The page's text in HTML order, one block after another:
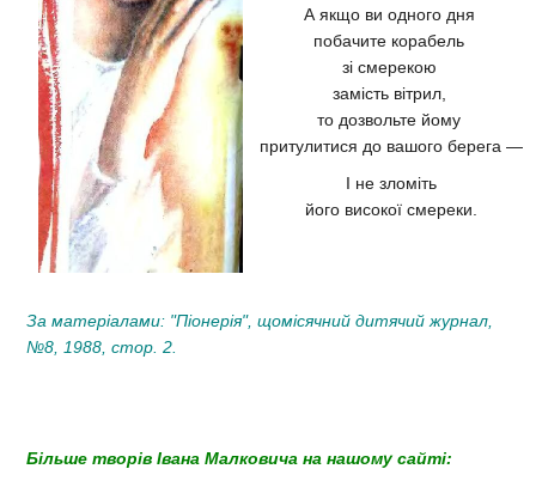
А якщо ви одного дня
побачите корабель
зі смерекою
замість вітрил,
то дозвольте йому
притулитися до вашого берега —
І не зломіть
його високої смереки.
За матеріалами: "Піонерія", щомісячний дитячий журнал,
№8, 1988, стор. 2.
Більше творів Івана Малковича на нашому сайті: